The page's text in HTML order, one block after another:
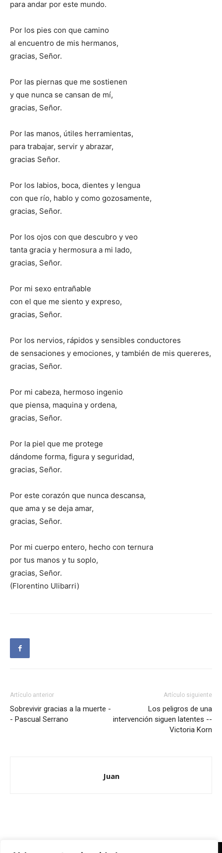
para andar por este mundo.
Por los pies con que camino
al encuentro de mis hermanos,
gracias, Señor.
Por las piernas que me sostienen
y que nunca se cansan de mí,
gracias, Señor.
Por las manos, útiles herramientas,
para trabajar, servir y abrazar,
gracias Señor.
Por los labios, boca, dientes y lengua
con que río, hablo y como gozosamente,
gracias, Señor.
Por los ojos con que descubro y veo
tanta gracia y hermosura a mi lado,
gracias, Señor.
Por mi sexo entrañable
con el que me siento y expreso,
gracias, Señor.
Por los nervios, rápidos y sensibles conductores
de sensaciones y emociones, y también de mis quereres,
gracias, Señor.
Por mi cabeza, hermoso ingenio
que piensa, maquina y ordena,
gracias, Señor.
Por la piel que me protege
dándome forma, figura y seguridad,
gracias, Señor.
Por este corazón que nunca descansa,
que ama y se deja amar,
gracias, Señor.
Por mi cuerpo entero, hecho con ternura
por tus manos y tu soplo,
gracias, Señor.
(Florentino Ulibarri)
Artículo anterior
Sobrevivir gracias a la muerte -
- Pascual Serrano
Artículo siguiente
Los peligros de una
intervención siguen latentes --
Victoria Korn
Juan